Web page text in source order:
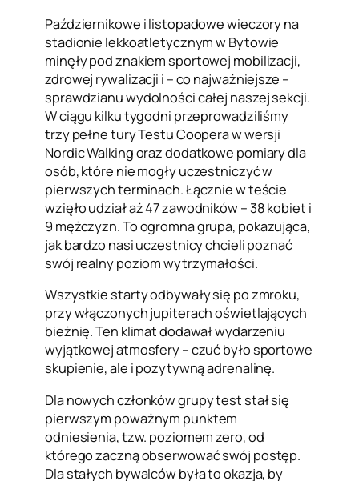
Październikowe i listopadowe wieczory na
stadionie lekkoatletycznym w Bytowie
minęły pod znakiem sportowej mobilizacji,
zdrowej rywalizacji i – co najważniejsze –
sprawdzianu wydolności całej naszej sekcji.
W ciągu kilku tygodni przeprowadziliśmy
trzy pełne tury Testu Coopera w wersji
Nordic Walking oraz dodatkowe pomiary dla
osób, które nie mogły uczestniczyć w
pierwszych terminach. Łącznie w teście
wzięło udział aż 47 zawodników – 38 kobiet i
9 mężczyzn. To ogromna grupa, pokazująca,
jak bardzo nasi uczestnicy chcieli poznać
swój realny poziom wytrzymałości.
Wszystkie starty odbywały się po zmroku,
przy włączonych jupiterach oświetlających
bieżnię. Ten klimat dodawał wydarzeniu
wyjątkowej atmosfery – czuć było sportowe
skupienie, ale i pozytywną adrenalinę.
Dla nowych członków grupy test stał się
pierwszym poważnym punktem
odniesienia, tzw. poziomem zero, od
którego zaczną obserwować swój postęp.
Dla stałych bywalców była to okazja, by